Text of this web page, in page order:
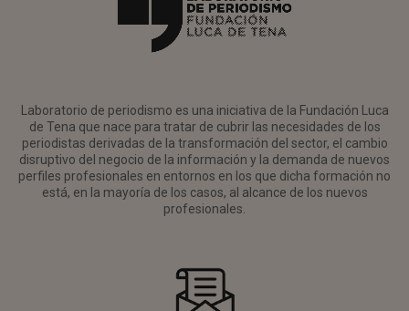
Laboratorio de periodismo es una iniciativa de la Fundación Luca
de Tena que nace para tratar de cubrir las necesidades de los
periodistas derivadas de la transformación del sector, el cambio
disruptivo del negocio de la información y la demanda de nuevos
perfiles profesionales en entornos en los que dicha formación no
está, en la mayoría de los casos, al alcance de los nuevos
profesionales.